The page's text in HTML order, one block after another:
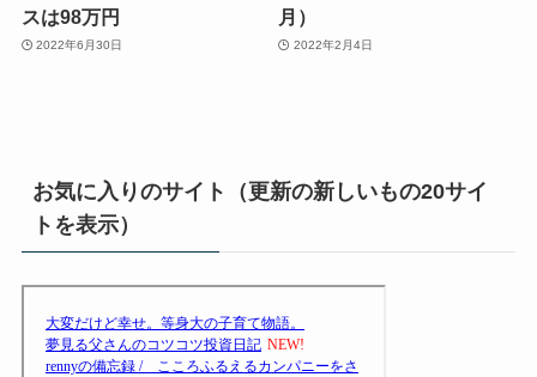
スは98万円
2022年6月30日
月）
2022年2月4日
お気に入りのサイト（更新の新しいもの20サイ
トを表示）